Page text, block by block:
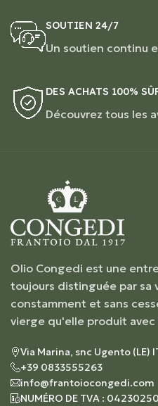
SOUTIEN 24/7
Un soutien continu
DES ACHATS 100%
Découvrez tous les
Olio Congedi est une
toujours distinguée par sa
constamment et sans
vierge qu'elle produit
Via Marina, snc Ugento (LE)
+39 0833555263
info@frantoiocongedi.com
NUMÉRO DE TVA :